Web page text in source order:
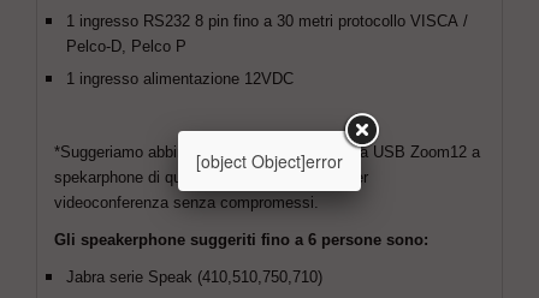
1 ingresso RS232 8 pin fino a 30 metri protocollo VISCA /
Pelco-D, Pelco P
1 ingresso alimentazione 12VDC
*Suggeriamo abbinamento della videocamera USB Zoom12 a
spekarphone di qualità per ottenere un kit per
videoconferenza senza compromessi.
Gli speakerphone suggeriti fino a 6 persone sono:
Jabra serie Speak (410,510,750,710)
[object Object]error